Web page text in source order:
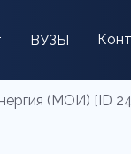
ВУЗЫ
(МОИ) [ID